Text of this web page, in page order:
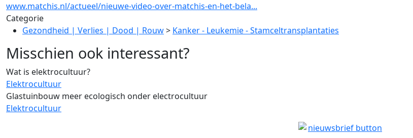
www.matchis.nl/actueel/nieuwe-video-over-matchis-en-het-bela...
Categorie
Gezondheid | Verlies | Dood | Rouw> Kanker - Leukemie - Stamceltransplantaties
Misschien ook interessant?
Wat is elektrocultuur?
Elektrocultuur
Glastuinbouw meer ecologisch onder electrocultuur
Elektrocultuur